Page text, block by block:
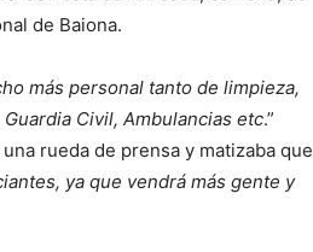
de Baiona.
más personal tanto de limpieza,
Civil, Ambulancias etc.”
rueda de prensa y matizaba que
ya que vendrá más gente y